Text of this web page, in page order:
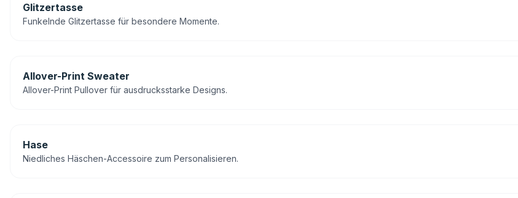
Glitzertasse
Funkelnde Glitzertasse für besondere Momente.
Allover-Print Sweater
Allover-Print Pullover für ausdrucksstarke Designs.
Hase
Niedliches Häschen-Accessoire zum Personalisieren.